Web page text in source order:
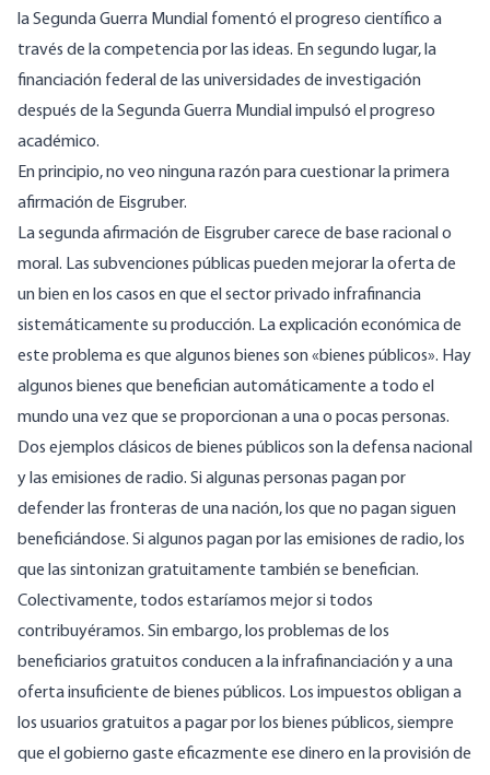
la Segunda Guerra Mundial fomentó el progreso científico a
través de la competencia por las ideas. En segundo lugar, la
financiación federal de las universidades de investigación
después de la Segunda Guerra Mundial impulsó el progreso
académico.
En principio, no veo ninguna razón para cuestionar la primera
afirmación de Eisgruber.
La segunda afirmación de Eisgruber carece de base racional o
moral. Las subvenciones públicas pueden mejorar la oferta de
un bien en los casos en que el sector privado infrafinancia
sistemáticamente su producción. La explicación económica de
este problema es que algunos bienes son «bienes públicos». Hay
algunos bienes que benefician automáticamente a todo el
mundo una vez que se proporcionan a una o pocas personas.
Dos ejemplos clásicos de bienes públicos son la defensa nacional
y las emisiones de radio. Si algunas personas pagan por
defender las fronteras de una nación, los que no pagan siguen
beneficiándose. Si algunos pagan por las emisiones de radio, los
que las sintonizan gratuitamente también se benefician.
Colectivamente, todos estaríamos mejor si todos
contribuyéramos. Sin embargo, los problemas de los
beneficiarios gratuitos conducen a la infrafinanciación y a una
oferta insuficiente de bienes públicos. Los impuestos obligan a
los usuarios gratuitos a pagar por los bienes públicos, siempre
que el gobierno gaste eficazmente ese dinero en la provisión de